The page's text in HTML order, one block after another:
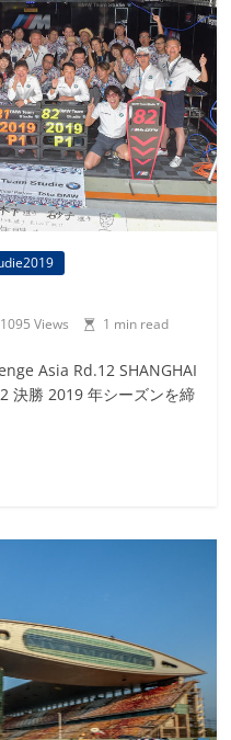
1095 Views 1 min read
Asia Rd.12 SHANGHAI
決勝 2019 年シーズンを締